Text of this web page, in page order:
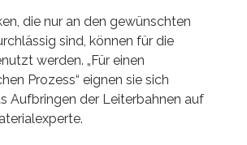
die nur an den gewünschten
sind, können für die
werden. „Für einen
Prozess“ eignen sie sich
Aufbringen der Leiterbahnen auf